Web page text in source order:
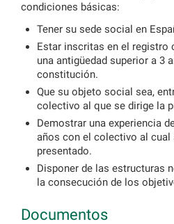
condiciones básicas:
Tener su sede social en
Estar inscritas en el registro
una antigüedad superior a 3
constitución.
Que su objeto social sea,
colectivo al que se dirige la
Demostrar una experiencia
años con el colectivo al cual
presentado.
Disponer de las estructuras
la consecución de los
Documentos